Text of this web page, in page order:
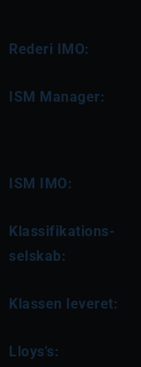
Rederi IMO:
ISM Manager:
ISM IMO:
Klassifikations-
selskab:
Klassen leveret:
Lloys's: